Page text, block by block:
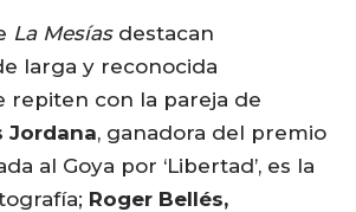
La Mesíasdestacan
larga y reconocida
repiten con la pareja de
Jordana, ganadora del premio
al Goya por ‘Libertad’, es la
Roger Bellés,